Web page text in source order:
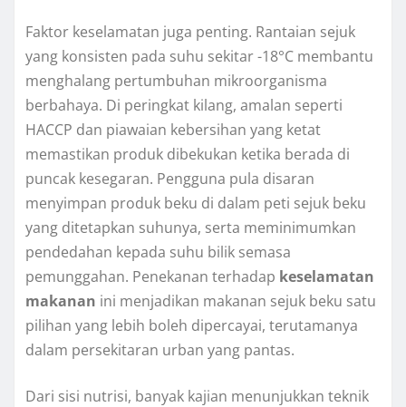
Faktor keselamatan juga penting. Rantaian sejuk
yang konsisten pada suhu sekitar -18°C membantu
menghalang pertumbuhan mikroorganisma
berbahaya. Di peringkat kilang, amalan seperti
HACCP dan piawaian kebersihan yang ketat
memastikan produk dibekukan ketika berada di
puncak kesegaran. Pengguna pula disaran
menyimpan produk beku di dalam peti sejuk beku
yang ditetapkan suhunya, serta meminimumkan
pendedahan kepada suhu bilik semasa
pemunggahan. Penekanan terhadap keselamatan
makanan ini menjadikan makanan sejuk beku satu
pilihan yang lebih boleh dipercayai, terutamanya
dalam persekitaran urban yang pantas.
Dari sisi nutrisi, banyak kajian menunjukkan teknik